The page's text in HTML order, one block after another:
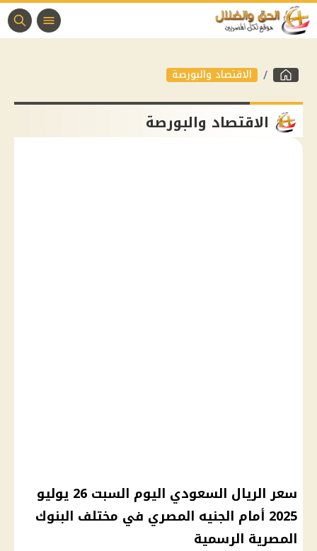
الاقتصاد والبورصة
الاقتصاد والبورصة
سعر الريال السعودي اليوم السبت 26 يوليو
2025 أمام الجنيه المصري في مختلف البنوك
المصرية الرسمية